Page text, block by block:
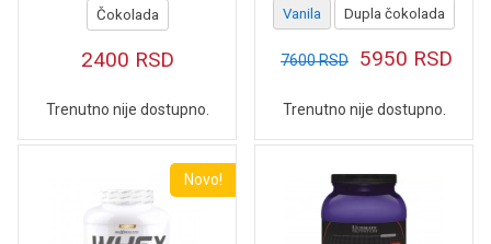
Čokolada
2400 RSD
Trenutno nije dostupno.
Vanila Dupla čokolada
7600RSD 5950 RSD
Trenutno nije dostupno.
Novo!